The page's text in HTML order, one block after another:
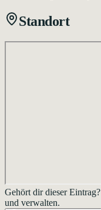
Standort
Gehört dir dieser Eintrag?
und verwalten.